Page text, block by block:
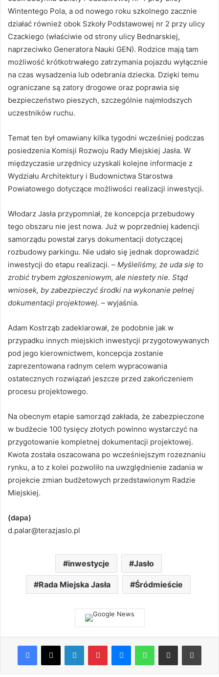
Wintentego Pola, a od nowego roku szkolnego zacznie
działać również obok Szkoły Podstawowej nr 2 przy ulicy
Czackiego (właściwie od strony ulicy Bednarskiej,
naprzeciwko Generatora Nauki GEN). Rodzice mają tam
możliwość krótkotrwałego zatrzymania pojazdu wyłącznie
na czas wysadzenia lub odebrania dziecka. Dzięki temu
ograniczane są zatory drogowe oraz poprawia się
bezpieczeństwo pieszych, szczególnie najmłodszych
uczestników ruchu.
Temat ten był omawiany kilka tygodni wcześniej podczas
posiedzenia Komisji Rozwoju Rady Miejskiej Jasła. W
międzyczasie urzędnicy uzyskali kolejne informacje z
Wydziału Architektury i Budownictwa Starostwa
Powiatowego dotyczące możliwości realizacji inwestycji.
Włodarz Jasła przypomniał, że koncepcja przebudowy
tego obszaru nie jest nowa. Już w poprzedniej kadencji
samorządu powstał zarys dokumentacji dotyczącej
rozbudowy parkingu. Nie udało się jednak doprowadzić
inwestycji do etapu realizacji. – Myśleliśmy, że uda się to
zrobić trybem zgłoszeniowym, ale niestety nie. Stąd
wniosek, by zabezpieczyć środki na wykonanie pełnej
dokumentacji projektowej. – wyjaśnia.
Adam Kostrząb zadeklarował, że podobnie jak w
przypadku innych miejskich inwestycji przygotowywanych
pod jego kierownictwem, koncepcja zostanie
zaprezentowana radnym celem wypracowania
ostatecznych rozwiązań jeszcze przed zakończeniem
procesu projektowego.
Na obecnym etapie samorząd zakłada, że zabezpieczone
w budżecie 100 tysięcy złotych powinno wystarczyć na
przygotowanie kompletnej dokumentacji projektowej.
Kwota została oszacowana po wcześniejszym rozeznaniu
rynku, a to z kolei pozwoliło na uwzględnienie zadania w
projekcie zmian budżetowych przedstawionym Radzie
Miejskiej.
(dapa)
d.palar@terazjaslo.pl
inwestycje Jasło
Rada Miejska Jasła Śródmieście
Facebook
X LinkedInPinterestMessengerWhatsAppShare via Email Print